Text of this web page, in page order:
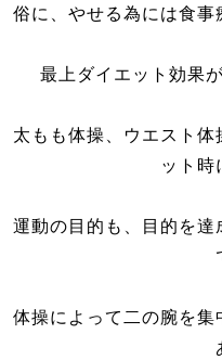
俗に、やせる為には食
最上ダイエット効果
太もも体操、ウエスト
ット時
運動の目的も、目的を達
体操によって二の腕を